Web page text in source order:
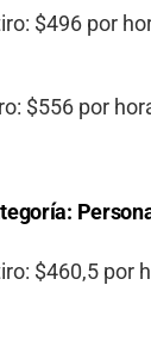
$496 por
$556 por
$460,5 por